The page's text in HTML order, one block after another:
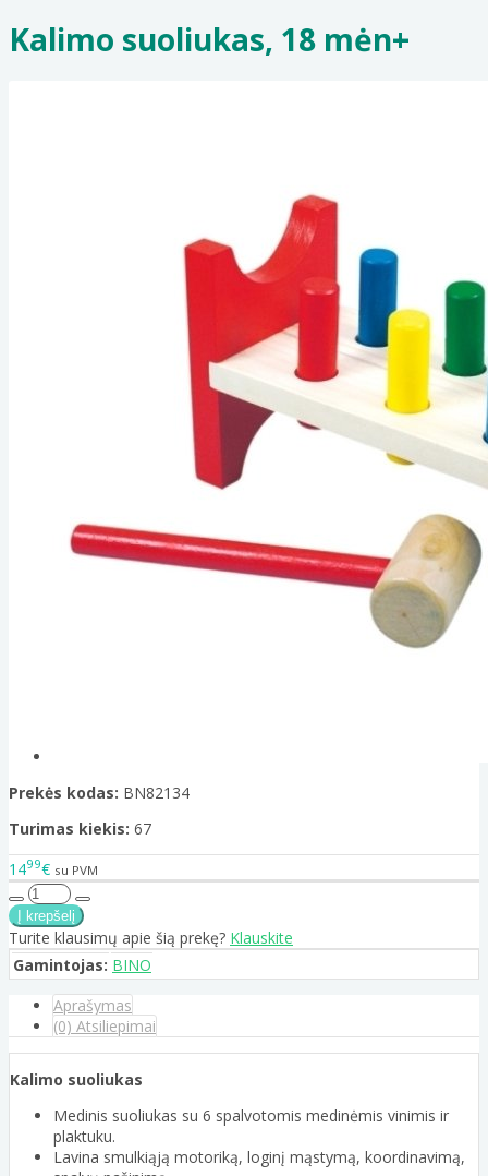
Kalimo suoliukas, 18 mėn+
Prekės kodas: BN82134
Turimas kiekis: 67
1499€ su PVM
Turite klausimų apie šią prekę? Klauskite
Gamintojas: BINO
Aprašymas
(0) Atsiliepimai
Kalimo suoliukas
Medinis suoliukas su 6 spalvotomis medinėmis vinimis ir
plaktuku.
Lavina smulkiąją motoriką, loginį mąstymą, koordinavimą,